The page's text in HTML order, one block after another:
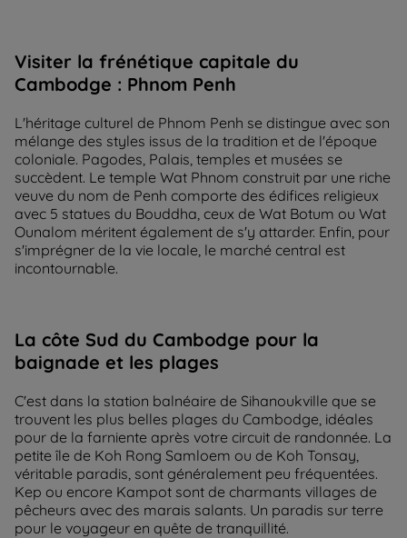
Visiter la frénétique capitale du
Cambodge : Phnom Penh
L'héritage culturel de Phnom Penh se distingue avec son
mélange des styles issus de la tradition et de l'époque
coloniale. Pagodes, Palais, temples et musées se
succèdent. Le temple Wat Phnom construit par une riche
veuve du nom de Penh comporte des édifices religieux
avec 5 statues du Bouddha, ceux de Wat Botum ou Wat
Ounalom méritent également de s'y attarder. Enfin, pour
s'imprégner de la vie locale, le marché central est
incontournable.
La côte Sud du Cambodge pour la
baignade et les plages
C'est dans la station balnéaire de Sihanoukville que se
trouvent les plus belles plages du Cambodge, idéales
pour de la farniente après votre circuit de randonnée. La
petite île de Koh Rong Samloem ou de Koh Tonsay,
véritable paradis, sont généralement peu fréquentées.
Kep ou encore Kampot sont de charmants villages de
pêcheurs avec des marais salants. Un paradis sur terre
pour le voyageur en quête de tranquillité.